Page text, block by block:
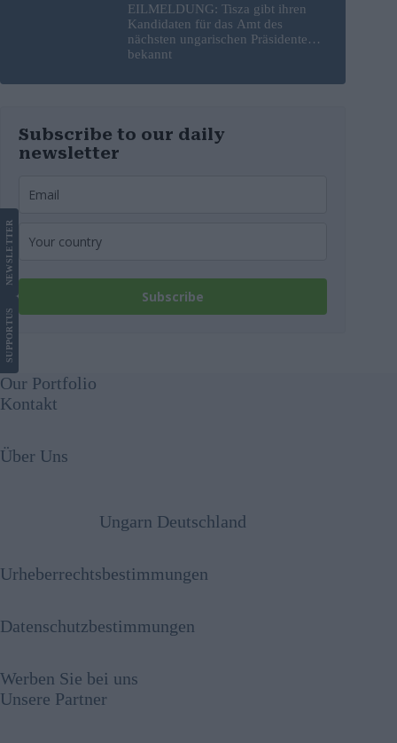
EILMELDUNG: Tisza gibt ihren
Kandidaten für das Amt des
nächsten ungarischen Präsidenten
bekannt
Subscribe to our daily
newsletter
Subscribe
SUPPORT
US
NEWS
LETTER
Our Portfolio
Kontakt
Über Uns
Ungarn Deutschland
Urheberrechtsbestimmungen
Datenschutzbestimmungen
Werben Sie bei uns
Unsere Partner